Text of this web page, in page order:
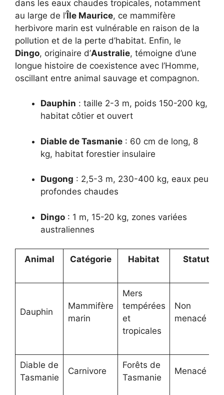
dans les eaux chaudes tropicales, notamment
au large de l’Île Maurice, ce mammifère
herbivore marin est vulnérable en raison de la
pollution et de la perte d’habitat. Enfin, le
Dingo, originaire d’Australie, témoigne d’une
longue histoire de coexistence avec l’Homme,
oscillant entre animal sauvage et compagnon.
Dauphin : taille 2-3 m, poids 150-200 kg,
habitat côtier et ouvert
Diable de Tasmanie : 60 cm de long, 8
kg, habitat forestier insulaire
Dugong : 2,5-3 m, 230-400 kg, eaux peu
profondes chaudes
Dingo : 1 m, 15-20 kg, zones variées
australiennes
Animal Catégorie Habitat Statut
Dauphin
Mammifère
marin
Mers
tempérées
et
tropicales
Non
menacé
Diable de
Tasmanie
Carnivore
Forêts de
Tasmanie
Menacé